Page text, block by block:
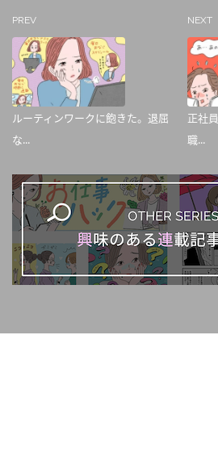
PREV
ルーティンワークに飽きた。退屈
な...
NEXT
正社
職...